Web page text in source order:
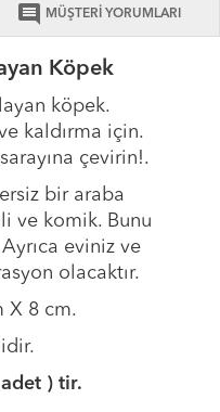
comment MÜŞTERİ YORUMLARI
Köpek
köpek.
kaldırma için.
çevirin!.
bir araba
ve komik. Bunu
eviniz ve
olacaktır.
X 8 cm.
) tir.